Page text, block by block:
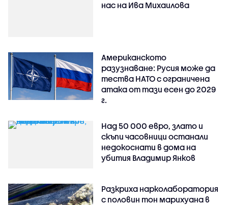
нас на Ива Михаилова
Американското
разузнаване: Русия може да
тества НАТО с ограничена
атака от тази есен до 2029
г.
Над 50 000 евро, злато и
скъпи часовници останали
недокоснати в дома на
убития Владимир Янков
Разкриха нарколаборатория
с половин тон марихуана в